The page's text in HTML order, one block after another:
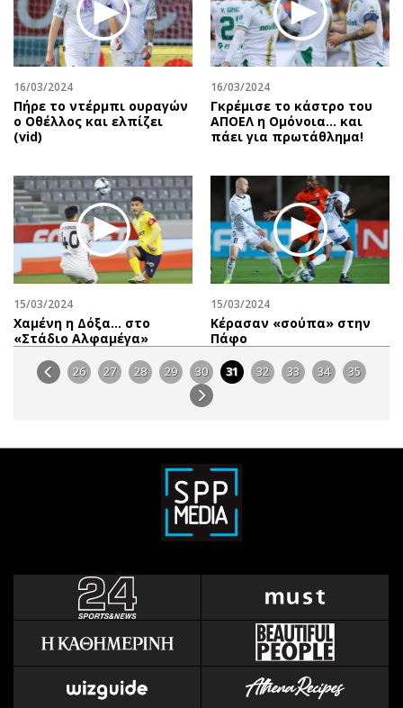
16/03/2024
Πήρε το ντέρμπι ουραγών
ο Οθέλλος και ελπίζει
(vid)
16/03/2024
Γκρέμισε το κάστρο του
ΑΠΟΕΛ η Ομόνοια… και
πάει για πρωτάθλημα!
15/03/2024
Χαμένη η Δόξα… στο
«Στάδιο Αλφαμέγα»
15/03/2024
Κέρασαν «σούπα» στην
Πάφο
26 27 28 29 30 31 32 33 34 35